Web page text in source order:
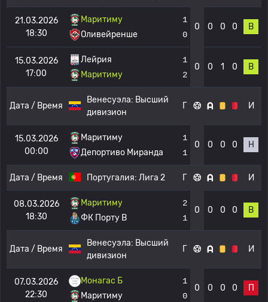
21.03.2026
18:30
Маритиму
Оливейренше
1
0
0 0 0 0 В
15.03.2026
17:00
Лейрия
Маритиму
1
2
0 0 1 0 В
Дата / Время
Венесуэла: Высший
дивизион
Г И
15.03.2026
00:00
Маритиму
Депортиво Миранда
1
1
0 0 0 0 Н
Дата / Время Португалия: Лига 2 Г И
08.03.2026
18:30
Маритиму
ФК Порту B
2
1
0 0 0 0 В
Дата / Время
Венесуэла: Высший
дивизион
Г И
07.03.2026
22:30
Монагас Б
Маритиму
1
0
0 0 0 0 П